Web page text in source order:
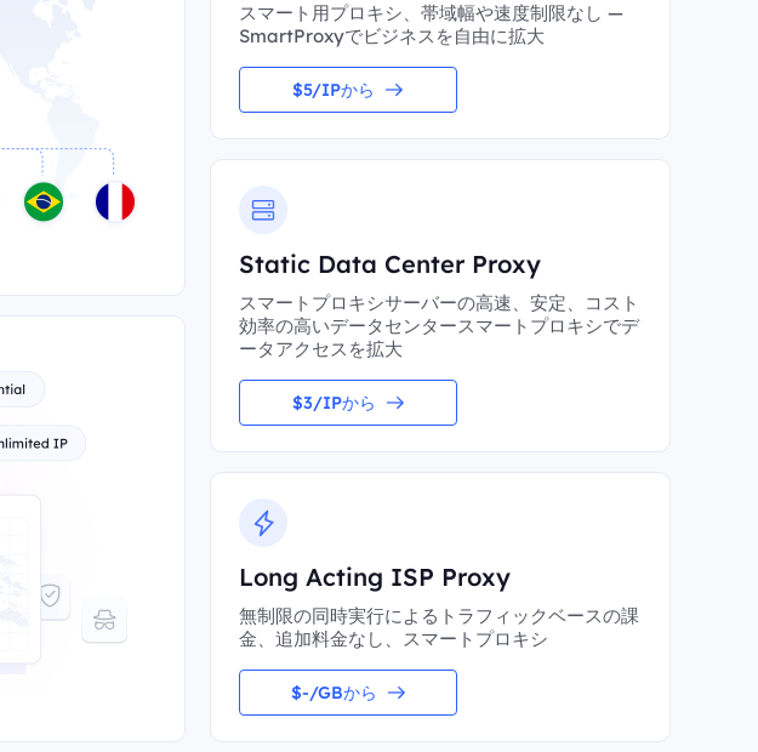
スマート用プロキシ、帯域幅や速度制限なし —
SmartProxyでビジネスを自由に拡大
$5/IPから
Static Data Center Proxy
スマートプロキシサーバーの高速、安定、コスト
効率の高いデータセンタースマートプロキシでデ
ータアクセスを拡大
$3/IPから
Long Acting ISP Proxy
無制限の同時実行によるトラフィックベースの課
金、追加料金なし、スマートプロキシ
$-/GBから